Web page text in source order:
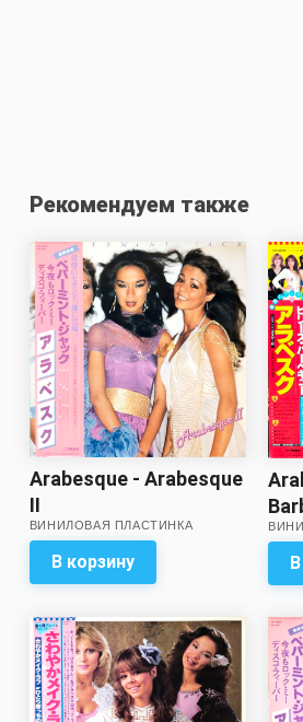
Рекомендуем также
Arabesque - Arabesque
II
ВИНИЛОВАЯ ПЛАСТИНКА
В корзину
V)